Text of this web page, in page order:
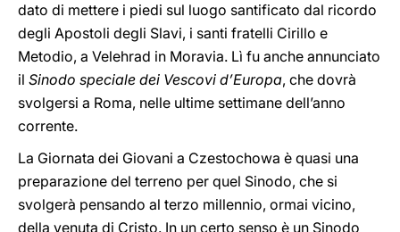
dato di mettere i piedi sul luogo santificato dal ricordo
degli Apostoli degli Slavi, i santi fratelli Cirillo e
Metodio, a Velehrad in Moravia. Lì fu anche annunciato
il Sinodo speciale dei Vescovi d’Europa, che dovrà
svolgersi a Roma, nelle ultime settimane dell’anno
corrente.
La Giornata dei Giovani a Czestochowa è quasi una
preparazione del terreno per quel Sinodo, che si
svolgerà pensando al terzo millennio, ormai vicino,
della venuta di Cristo. In un certo senso è un Sinodo